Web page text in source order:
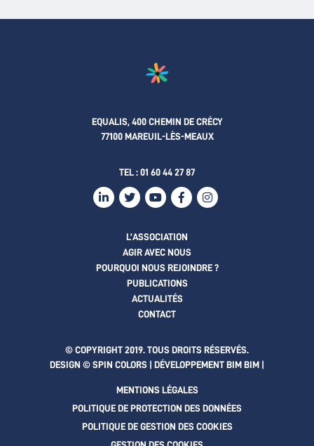
EQUALIS, 400 CHEMIN DE CRÉCY
77100 MAREUIL-LÈS-MEAUX
TEL : 01 60 44 27 87
L’ASSOCIATION
AGIR AVEC NOUS
POURQUOI NOUS REJOINDRE ?
PUBLICATIONS
ACTUALITÉS
CONTACT
© COPYRIGHT 2019. TOUS DROITS RÉSERVÉS.
DESIGN © SPIN COLORS | DÉVELOPPEMENT BIM BIM
MENTIONS LÉGALES
POLITIQUE DE PROTECTION DES DONNÉES
POLITIQUE DE GESTION DES COOKIES